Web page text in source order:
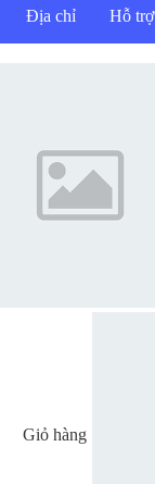
Địa chỉ Hỗ trợ
Giỏ hàng